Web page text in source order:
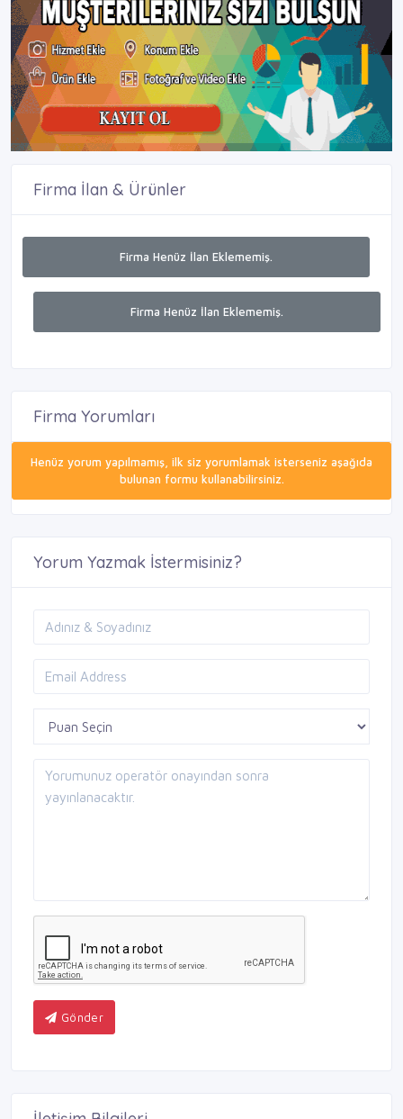
Firma İlan & Ürünler
Firma Henüz İlan Eklememiş.
Firma Henüz İlan Eklememiş.
Firma Yorumları
Henüz yorum yapılmamış, ilk siz yorumlamak isterseniz aşağıda
bulunan formu kullanabilirsiniz.
Yorum Yazmak İstermisiniz?
Gönder